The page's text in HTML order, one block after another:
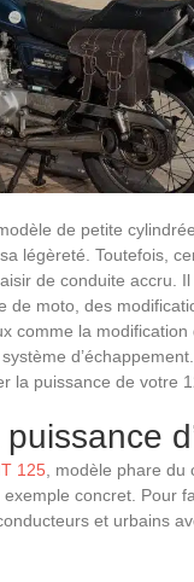
de petite
légèreté. Toutefois,
de conduite accru.
de moto, des
comme la
la puissance de votre
125 , modèle phare
exemple concret. Pour
et urbains